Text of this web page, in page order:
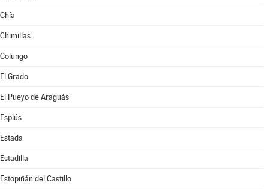
Chía
Chimillas
Colungo
El Grado
El Pueyo de Araguás
Esplús
Estada
Estadilla
Estopiñán del Castillo